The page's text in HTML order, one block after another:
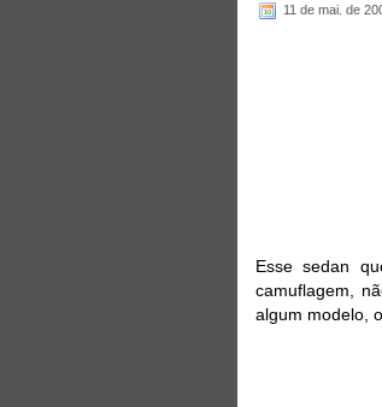
11 de mai. de
Essesedan
camuflagem,
algum modelo,